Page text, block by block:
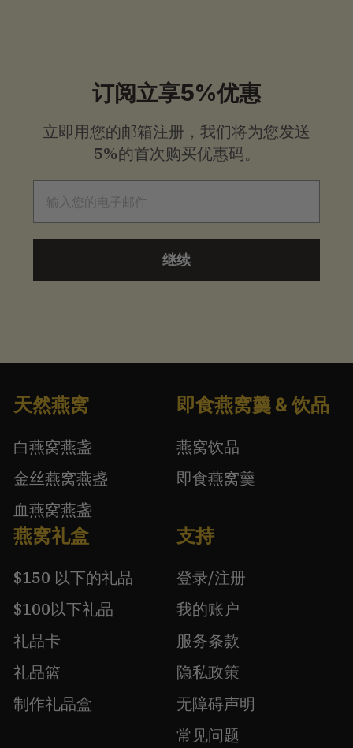
订阅立享5%优惠
立即用您的邮箱注册，我们将为您发送
5%的首次购买优惠码。
继续
天然燕窝
白燕窝燕盏
金丝燕窝燕盏
血燕窝燕盏
即食燕窝羹 & 饮品
燕窝饮品
即食燕窝羹
燕窝礼盒
$150 以下的礼品
$100以下礼品
礼品卡
礼品篮
制作礼品盒
支持
登录/注册
我的账户
服务条款
隐私政策
无障碍声明
常见问题